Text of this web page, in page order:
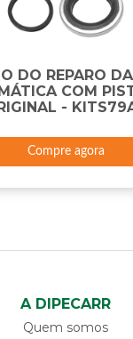
DO REPARO
COM
-
Compre agora
A DIPECARR
Quem somos